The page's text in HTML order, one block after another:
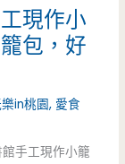
現作小
包，好
in桃園, 愛食
手工現作小籠